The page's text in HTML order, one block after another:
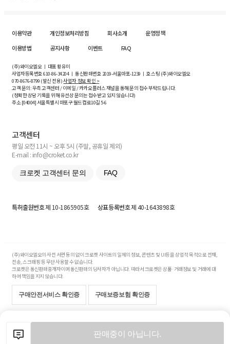
판매중이 아닙니다.
이용약관 개인정보처리방침 회사소개
운영정책
이용방법
공지사항 이벤트 FAQ
(주)와이오엘오 ㅣ 대표 황유미
사업자등록번호610-86-34204ㅣ 통신판매번호 2019-서울마포-1239 ㅣ 호스팅 (주)와이오엘오
070-8676-8799 (발신 전용)사업자 정보 확인 >
고객 문의: 우측 고객센터 / 이메일 / 카카오플러스 채널을 통해 문의 접수 부탁드립니다.
(정확한 상담 기록을 위해 유선상 문의는 접수받고 있지 않습니다)
주소 [04004] 서울특별시 마포구 월드컵로10길5-6
고객센터
평일 오전 11시 ~ 오후 5시 (주말, 공휴일 제외)
E-mail : info@croket.co.kr
크로켓 고객센터 문의 FAQ
특허출원번호제 10-1865905호 상표등록번호제 40-1643898호
(주)와이오엘오의 사전 서면 동의 없이 크로켓 사이트의 일체의 정보, 콘텐츠 및 UI등을 상업적 목적으로 전재,
전송, 스크래핑 등 무단 사용할 수 없습니다.
크로켓은 통신판매중개자이며 통신판매의 당사자가 아닙니다. 따라서 크로켓은 상품·거래정보 및 거래에 대
하여 책임을 지지 않습니다.
구매안전서비스 확인증 구매보증보험 확인증